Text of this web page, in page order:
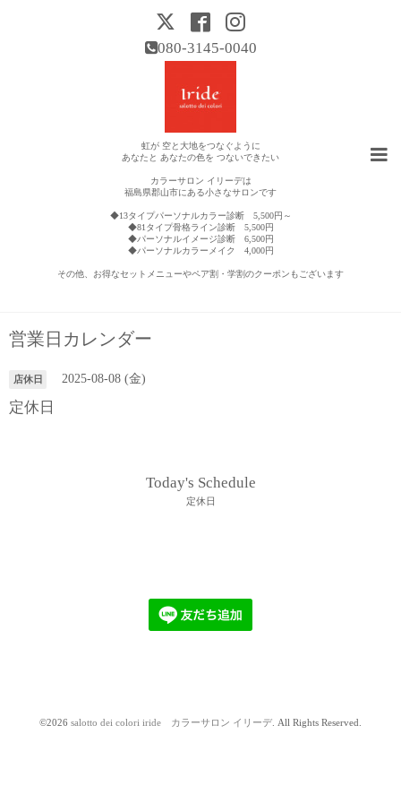
080-3145-0040
虹が 空と大地をつなぐように
あなたと あなたの色を つないできたい
カラーサロン イリーデは
福島県郡山市にある小さなサロンです
◆13タイプパーソナルカラー診断 5,500円～
◆81タイプ骨格ライン診断 5,500円
◆パーソナルイメージ診断 6,500円
◆パーソナルカラーメイク 4,000円
その他、お得なセットメニューやペア割・学割のクーポンもございます
営業日カレンダー
店休日 2025-08-08 (金)
定休日
Today's Schedule
定休日
©2026 salotto dei colori iride カラーサロン イリーデ. All Rights Reserved.